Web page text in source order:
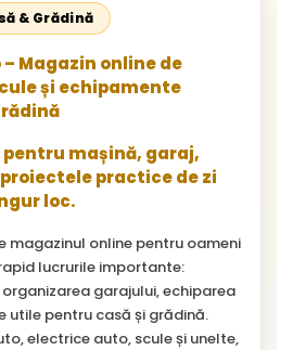
& Grădină
Magazin online de
și echipamente
pentru mașină, garaj,
practice de zi
loc.
magazinul online pentru oameni
lucrurile importante:
garajului, echiparea
utile pentru casă și grădină.
electrice auto, scule și unelte,